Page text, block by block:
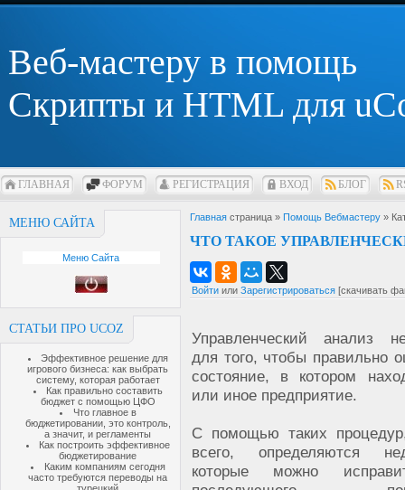
Веб-мастеру в помощь
Скрипты и HTML для
ГЛАВНАЯ ФОРУМ РЕГИСТРАЦИЯ ВХОД БЛОГ
МЕНЮ САЙТА
Меню Сайта
СТАТЬИ ПРО UCOZ
Эффективное решение для
игрового бизнеса: как выбрать
систему, которая работает
Как правильно составить
бюджет с помощью ЦФО
Что главное в
бюджетировании, это контроль,
а значит, и регламенты
Как построить эффективное
бюджетирование
Каким компаниям сегодня
часто требуются переводы на
Главная страница » Помощь Вебмастеру »
ЧТО ТАКОЕ
Войти или Зарегистрироваться [скачивать
Управленческий анализ
для того, чтобы правильно
состояние, в котором
или иное предприятие.
С помощью таких
всего, определяются
которые можно